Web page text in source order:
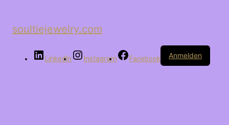
soultiejewelry.com
LinkedIn Instagram Facebook Anmelden